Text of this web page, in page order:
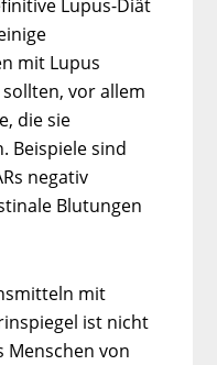
Lupus-Diät
mit Lupus
vor allem
die sie
Beispiele sind
negativ
Blutungen
mit
ist nicht
Menschen von